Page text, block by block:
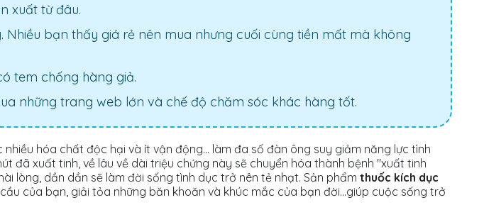
xuất từ đâu.
Nhiều bạn thấy giá rẻ nên mua nhưng cuối cùng tiền mất mà không
tem chống hàng giả.
những trang web lớn và chế độ chăm sóc khác hàng tốt.
hóa chất độc hại và ít vận động… làm đa số đàn ông suy giảm năng lực tình
đã xuất tinh, về lâu về dài triệu chứng này sẽ chuyển hóa thành bệnh "xuất tinh
lòng, dần dần sẽ làm đời sống tình dục trở nên tẻ nhạt. Sản phẩm thuốc kích dục
của bạn, giải tỏa những băn khoăn và khúc mắc của bạn đời...giúp cuộc sống trở